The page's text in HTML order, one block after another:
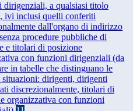
dirigenziali, a qualsiasi titolo
ivi inclusi quelli conferiti
dall'organo di indirizzo
procedure pubbliche di
e titolari di posizione
con funzioni dirigenziali (da
in tabelle che distinguano le
situazioni: dirigenti, dirigenti
discrezionalmente, titolari di
organizzativa con funzioni